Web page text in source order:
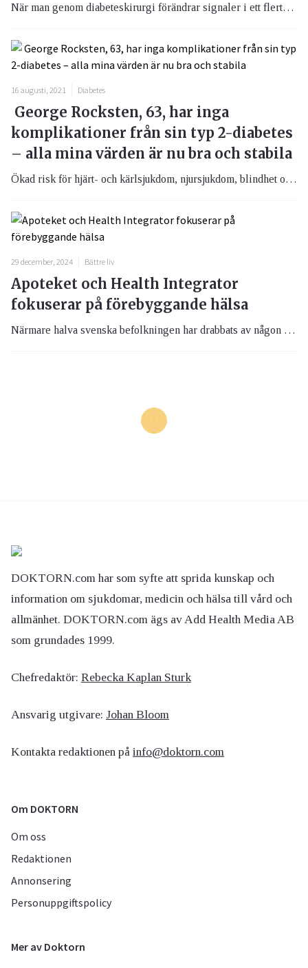
När man genom diabeteskirurgi förändrar signaler i ett flertal hormon- och nervsystem, botas eller lindras exempelvis diabetes, blodfettsrubbningar, högt blodtryck och sömnapné. Nu behöver vården bli bättre på att sätta in denna viktiga behandling tidigare, för bästa effekt, menar Ulf Rosenqvist endokrinolog i västra Östergötland.
16 augusti, 2021 Diabetes
George Rocksten, 63, har inga
komplikationer från sin typ 2-diabetes
– alla mina värden är nu bra och stabila
Ökad risk för hjärt- och kärlsjukdom, njursjukdom, blindhet och amputationer är exempel på komplikationer från dåligt behandlad typ 2-diabetes. Med effektiva moderna läkemedel, bra kost och motion kan dessa ibland livshotande komplikationer undvikas. George Rocksten, 63 år, har haft typ 2-diabetes i flera år, han har bra värden och har inte fått några komplikationer.
29 december, 2024 Bättre liv
Apoteket och Health Integrator
fokuserar på förebyggande hälsa
Närmare halva svenska befolkningen har drabbats av någon kronisk sjukdom. Apoteket AB och Health Integrator kommer samarbeta för att stärka folkhälsan i Sverige. Målet är att öka resurserna till välfärden genom att förebygga kroniska sjukdomar.
DOKTORN.com har som syfte att sprida kunskap och
information om sjukdomar, medicin och hälsa till vård och
allmänhet. DOKTORN.com ägs av Add Health Media AB
som grundades 1999.
Chefredaktör: Rebecka Kaplan Sturk
Ansvarig utgivare: Johan Bloom
Kontakta redaktionen på info@doktorn.com
Om DOKTORN
Om oss
Redaktionen
Annonsering
Personuppgiftspolicy
Mer av Doktorn